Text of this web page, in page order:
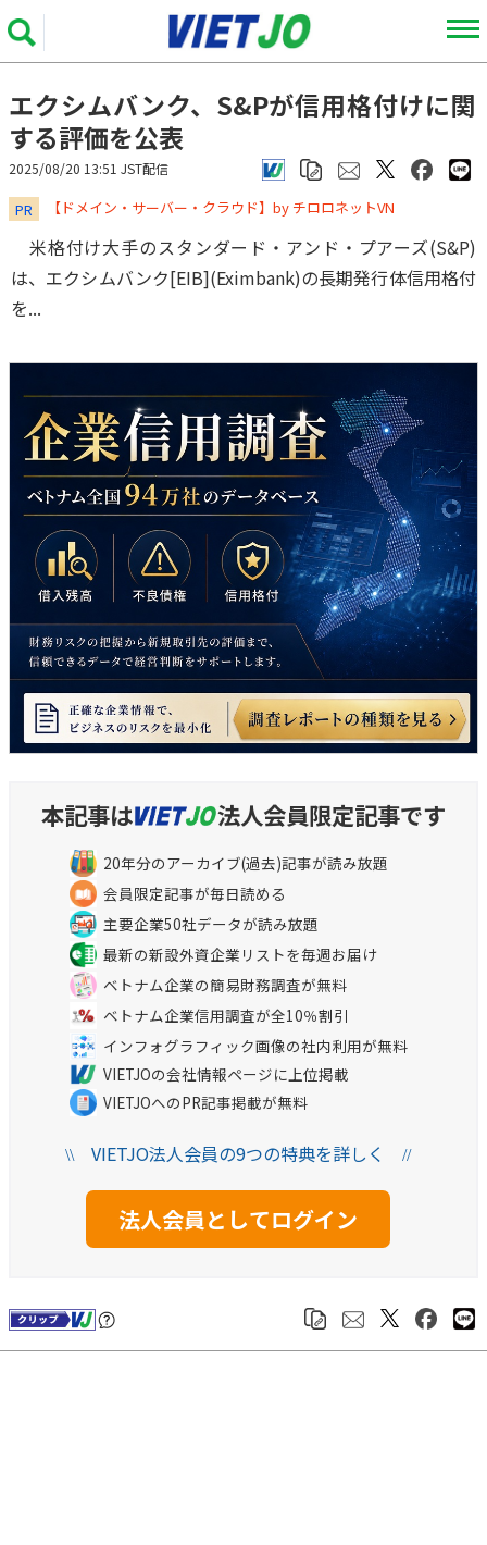
エクシムバンク、S&Pが信用格付けに関
する評価を公表
2025/08/20 13:51 JST配信
PR ​​​​​​​【ドメイン・サーバー・クラウド】by チロロネットVN
米格付け大手のスタンダード・アンド・プアーズ(S&P)
は、エクシムバンク[EIB](Eximbank)の長期発行体信用格付
を...
本記事は 法人会員限定記事です
20年分のアーカイブ(過去)記事が読み放題
会員限定記事が毎日読める
主要企業50社データが読み放題
最新の新設外資企業リストを毎週お届け
ベトナム企業の簡易財務調査が無料
ベトナム企業信用調査が全10％割引
インフォグラフィック画像の社内利用が無料
VIETJOの会社情報ページに上位掲載
VIETJOへのPR記事掲載が無料
\\VIETJO法人会員の9つの特典を詳しく //